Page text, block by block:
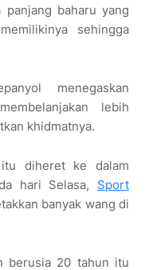
panjang baharu yang
sehingga
menegaskan
lebih
khidmatnya.
itu diheret ke dalam
hari Selasa, Sport
banyak wang di
berusia 20 tahun itu